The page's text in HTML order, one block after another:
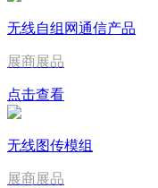
无线自组网通信产品
展商展品
点击查看
无线图传模组
展商展品